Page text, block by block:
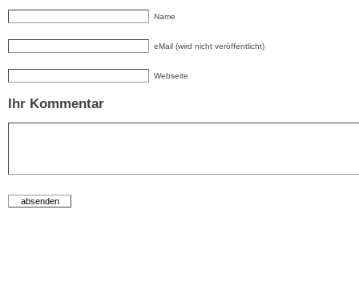
Name
eMail (wird nicht veröffentlicht)
Webseite
Ihr Kommentar